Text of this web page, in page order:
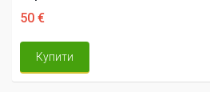
50 €
Купити